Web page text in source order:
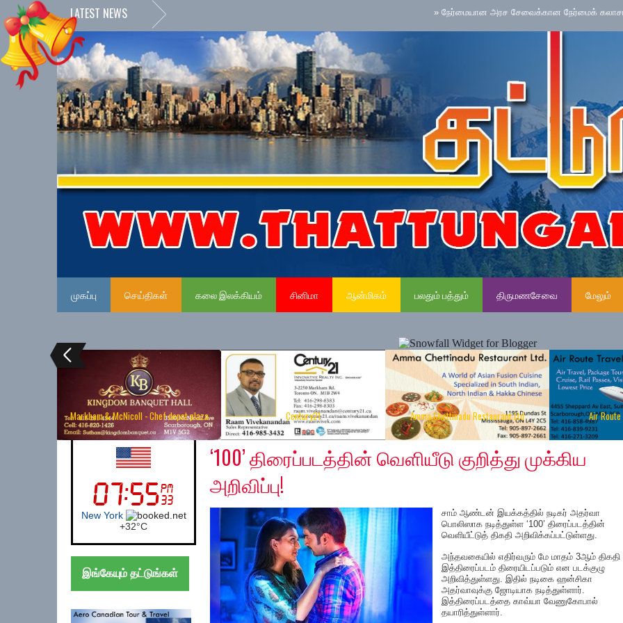
LATEST NEWS நேர்மையான அரச சேவைக்கான நேர்மைக் கலாசாரம் தேசிய
முகப்பு செய்திகள் கலை இலக்கியம் சினிமா ஆன்மிகம் பலதும் பத்தும் திருமணசேவை மேலும்
Markham & McNicoll - Chef depot plaza Century21 Amma Chettinadu Restaurant Ltd Air
UK (London)
London
+21°C
இங்கேயும் தட்டுங்கள்
Friday, March 29, 2019
‘100’ திரைப்படத்தின் வெளியீடு குறித்து முக்கிய
அறிவிப்பு!
சாம் ஆண்டன் இயக்கத்தில் நடிகர் அதர்வா
பொலிஸாக நடித்துள்ள ‘100’ திரைப்படத்தின்
வெளியீட்டுத் திகதி அறிவிக்கப்பட்டுள்ளது.
அந்தவகையில் எதிர்வரும் மே மாதம் 3ஆம் திகதி
இத்திரைப்படம் திரையிடப்படும் என படக்குழு
அறிவித்துள்ளது. இதில் நடிகை ஹன்சிகா
அதர்வாவுக்கு ஜோடியாக நடித்துள்ளார்.
இத்திரைப்படத்தை காவ்யா வேணுகோபால்
தயாரித்துள்ளார்.